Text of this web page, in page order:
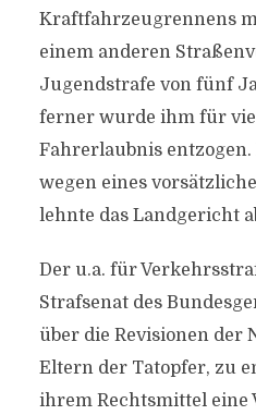
Kraftfahrzeugrennens
einem anderen
Jugendstrafe von fünf
ferner wurde ihm für
Fahrerlaubnis
wegen eines
lehnte das Landgericht
Der u.a. für
Strafsenat des
über die Revisionen der
Eltern der Tatopfer, zu
ihrem Rechtsmittel eine